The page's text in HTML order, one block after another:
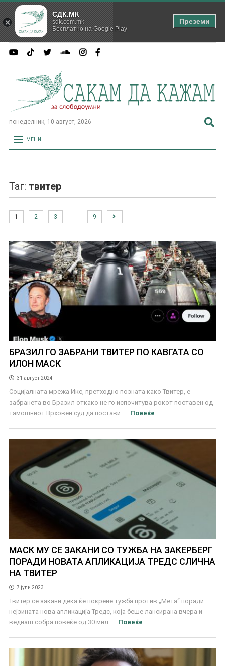
понеделник, 10 август, 2026
МЕНИ
Таг: твитер
1 2 3 9
БРАЗИЛ ГО ЗАБРАНИ ТВИТЕР ПО КАВГАТА СО
ИЛОН МАСК
31 август 2024
Социјалната мрежа Икс, претходно позната како Твитер, е
забранета во Бразил откако не го испочитува рокот поставен од
тамошниот Врховен суд да постави ...
Повеќе
МАСК МУ СЕ ЗАКАНИ СО ТУЖБА НА ЗАКЕРБЕРГ
ПОРАДИ НОВАТА АПЛИКАЦИЈА ТРЕДС СЛИЧНА
НА ТВИТЕР
7 јули 2023
Твитер се закани дека ќе покрене тужба против „Мета“ поради
нејзината нова апликација Тредс, која беше лансирана вчера и
веднаш собра повеќе од 30 мил ...
Повеќе
СДК.МК
sdk.com.mk
Бесплатно на Google Play
Преземи